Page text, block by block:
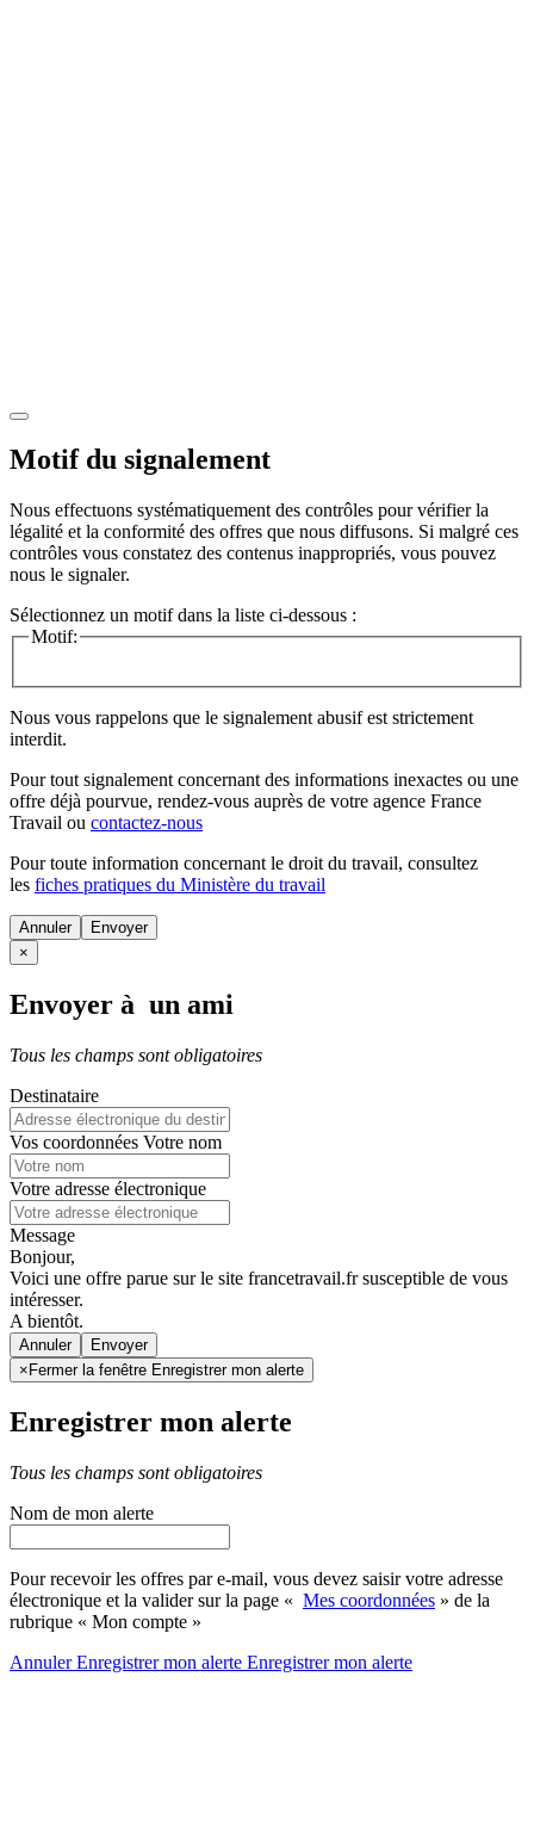
Motif du signalement
Nous effectuons systématiquement des contrôles pour vérifier la
légalité et la conformité des offres que nous diffusons. Si malgré ces
contrôles vous constatez des contenus inappropriés, vous pouvez
nous le signaler.
Sélectionnez un motif dans la liste ci-dessous :
Motif:
Nous vous rappelons que le signalement abusif est strictement
interdit.
Pour tout signalement concernant des informations inexactes ou une
offre déjà pourvue, rendez-vous auprès de votre agence France
Travail ou contactez-nous
Pour toute information concernant le droit du travail, consultez
les fiches pratiques du Ministère du travail
Annuler
×
Envoyer à un ami
Tous les champs sont obligatoires
Destinataire
Vos coordonnées Votre nom
Votre adresse électronique
Message
Bonjour,
Voici une offre parue sur le site francetravail.fr susceptible de vous
intéresser.
A bientôt.
Annuler
× Fermer la fenêtre Enregistrer mon alerte
Enregistrer mon alerte
Tous les champs sont obligatoires
Nom de mon alerte
Pour recevoir les offres par e-mail, vous devez saisir votre adresse
électronique et la valider sur la page « Mes coordonnées » de la
rubrique « Mon compte »
AnnulerEnregistrer mon alerte Enregistrermon alerte